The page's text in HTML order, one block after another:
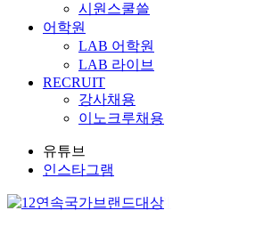
시원스쿨쓸
어학원
LAB 어학원
LAB 라이브
RECRUIT
강사채용
이노크루채용
유튜브
인스타그램